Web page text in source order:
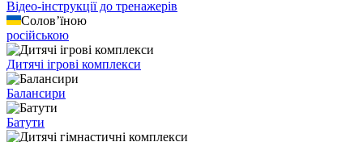
Відео-інструкції до тренажерів
Солов’їною
російською
Дитячі ігрові комплекси
Балансири
Батути